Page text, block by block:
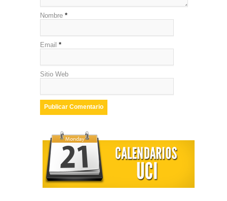
Nombre *
Email *
Sitio Web